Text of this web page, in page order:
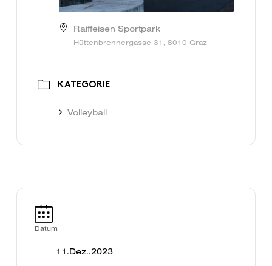
Raiffeisen Sportpark
Hüttenbrennergasse 31, 8010 Graz
KATEGORIE
Volleyball
Datum
11.Dez..2023